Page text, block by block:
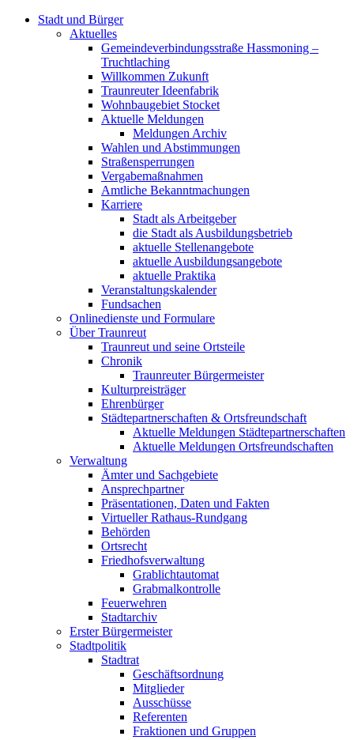
Stadt und Bürger
Aktuelles
Gemeindeverbindungsstraße Hassmoning –
Truchtlaching
Willkommen Zukunft
Traunreuter Ideenfabrik
Wohnbaugebiet Stocket
Aktuelle Meldungen
Meldungen Archiv
Wahlen und Abstimmungen
Straßensperrungen
Vergabemaßnahmen
Amtliche Bekanntmachungen
Karriere
Stadt als Arbeitgeber
die Stadt als Ausbildungsbetrieb
aktuelle Stellenangebote
aktuelle Ausbildungsangebote
aktuelle Praktika
Veranstaltungskalender
Fundsachen
Onlinedienste und Formulare
Über Traunreut
Traunreut und seine Ortsteile
Chronik
Traunreuter Bürgermeister
Kulturpreisträger
Ehrenbürger
Städtepartnerschaften & Ortsfreundschaft
Aktuelle Meldungen Städtepartnerschaften
Aktuelle Meldungen Ortsfreundschaften
Verwaltung
Ämter und Sachgebiete
Ansprechpartner
Präsentationen, Daten und Fakten
Virtueller Rathaus-Rundgang
Behörden
Ortsrecht
Friedhofsverwaltung
Grablichtautomat
Grabmalkontrolle
Feuerwehren
Stadtarchiv
Erster Bürgermeister
Stadtpolitik
Stadtrat
Geschäftsordnung
Mitglieder
Ausschüsse
Referenten
Fraktionen und Gruppen